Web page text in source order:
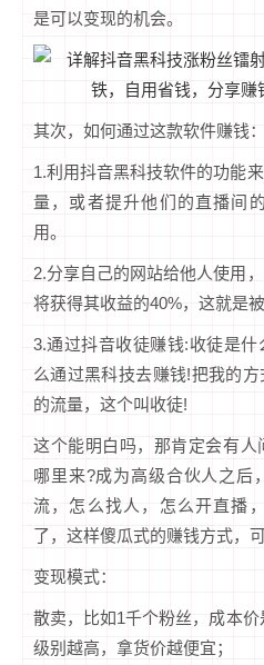
是可以变现的机会。
其次，如何通过这款软件赚钱：
1.利用抖音黑科技软件的功能
量，或者提升他们的直播间
用。
2.分享自己的网站给他人使用
将获得其收益的40%，这就是被
3.通过抖音收徒赚钱:收徒是
么通过黑科技去赚钱!把我的
的流量，这个叫收徒!
这个能明白吗，那肯定会有人
哪里来?成为高级合伙人之后
流，怎么找人，怎么开直播
了，这样傻瓜式的赚钱方式，
变现模式：
散卖，比如1千个粉丝，成本价
级别越高，拿货价越便宜；